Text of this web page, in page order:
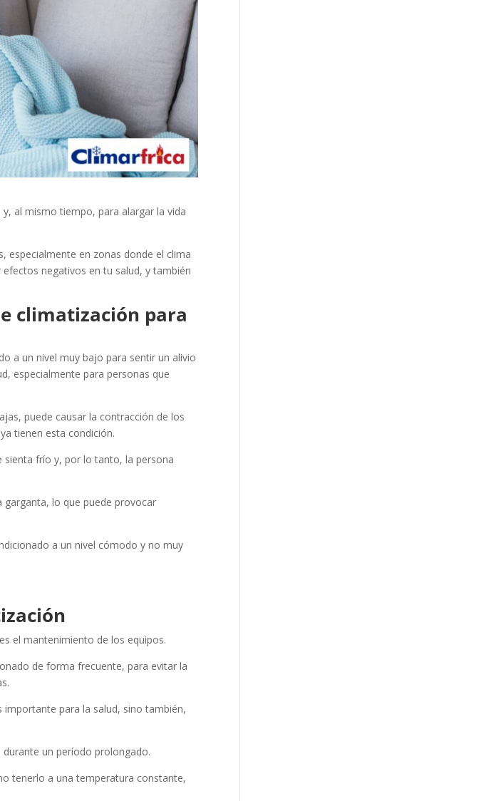
al mismo tiempo, para alargar la vida
especialmente en zonas donde el clima
negativos en tu salud, y también
climatización para
a un nivel muy bajo para sentir un alivio
especialmente para personas que
puede causar la contracción de los
tienen esta condición.
sienta frío y, por lo tanto, la persona
lo que puede provocar
a un nivel cómodo y no muy
el mantenimiento de los equipos.
de forma frecuente, para evitar la
para la salud, sino también,
un período prolongado.
tenerlo a una temperatura constante,